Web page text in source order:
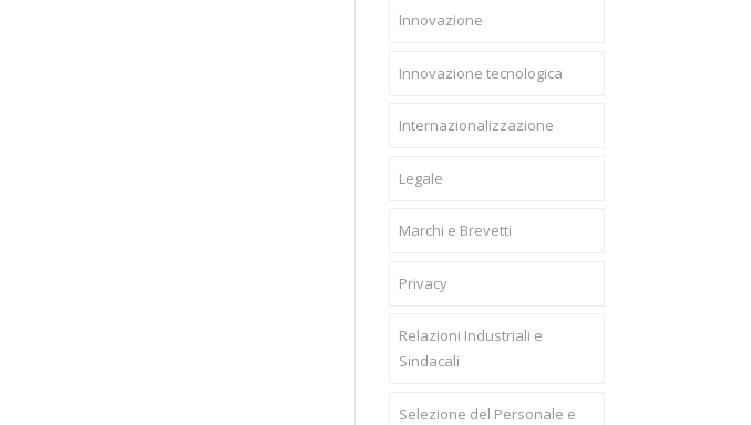
Innovazione
Innovazione tecnologica
Internazionalizzazione
Legale
Marchi e Brevetti
Privacy
Relazioni Industriali e
Sindacali
Selezione del Personale e